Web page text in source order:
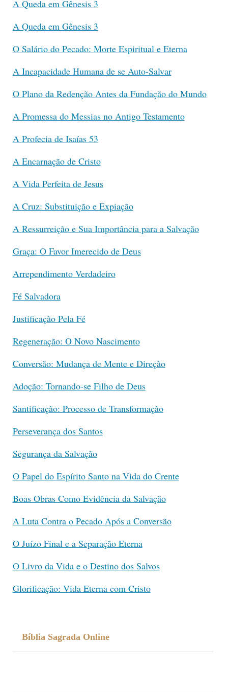
A Queda em Gênesis 3
A Queda em Gênesis 3
O Salário do Pecado: Morte Espiritual e Eterna
A Incapacidade Humana de se Auto-Salvar
O Plano da Redenção Antes da Fundação do Mundo
A Promessa do Messias no Antigo Testamento
A Profecia de Isaías 53
A Encarnação de Cristo
A Vida Perfeita de Jesus
A Cruz: Substituição e Expiação
A Ressurreição e Sua Importância para a Salvação
Graça: O Favor Imerecido de Deus
Arrependimento Verdadeiro
Fé Salvadora
Justificação Pela Fé
Regeneração: O Novo Nascimento
Conversão: Mudança de Mente e Direção
Adoção: Tornando-se Filho de Deus
Santificação: Processo de Transformação
Perseverança dos Santos
Segurança da Salvação
O Papel do Espírito Santo na Vida do Crente
Boas Obras Como Evidência da Salvação
A Luta Contra o Pecado Após a Conversão
O Juízo Final e a Separação Eterna
O Livro da Vida e o Destino dos Salvos
Glorificação: Vida Eterna com Cristo
Bíblia Sagrada Online